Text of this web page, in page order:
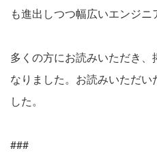
も進出しつつ幅広いエンジ
多くの方にお読みいただき
なりました。お読みいただ
した。
###